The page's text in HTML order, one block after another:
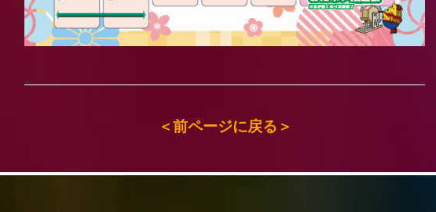
＜前ページに戻る＞